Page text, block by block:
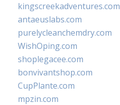
kingscreekadventures.com
antaeuslabs.com
purelycleanchemdry.com
WishOping.com
shoplegacee.com
bonvivantshop.com
CupPlante.com
mpzin.com